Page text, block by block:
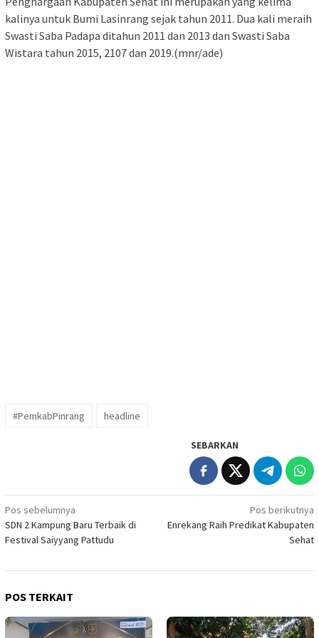
kalinya untuk Bumi Lasinrang sejak tahun 2011. Dua kali meraih
Swasti Saba Padapa ditahun 2011 dan 2013 dan Swasti Saba
Wistara tahun 2015, 2107 dan 2019.(mnr/ade)
#PemkabPinrang headline
SEBARKAN
Navigasi
pos
Pos sebelumnya
SDN 2 Kampung Baru Terbaik di
Festival Saiyyang Pattudu
Pos berikutnya
Enrekang Raih Predikat Kabupaten
Sehat
POS TERKAIT